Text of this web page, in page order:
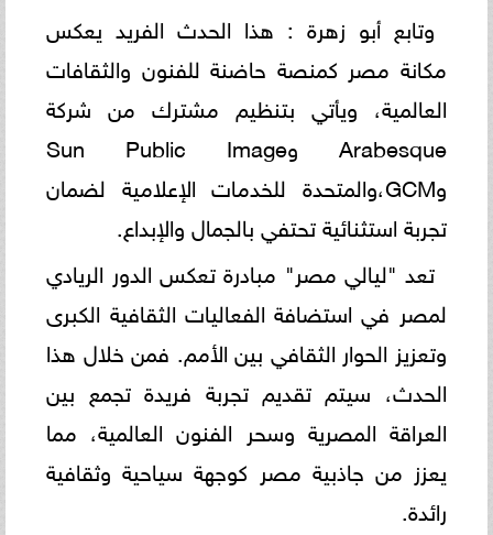
وتابع أبو زهرة : هذا الحدث الفريد يعكس
مكانة مصر كمنصة حاضنة للفنون والثقافات
العالمية، ويأتي بتنظيم مشترك من شركة
Arabesque وSun Public Image
وGCM،والمتحدة للخدمات الإعلامية لضمان
تجربة استثنائية تحتفي بالجمال والإبداع.
تعد "ليالي مصر" مبادرة تعكس الدور الريادي
لمصر في استضافة الفعاليات الثقافية الكبرى
وتعزيز الحوار الثقافي بين الأمم. فمن خلال هذا
الحدث، سيتم تقديم تجربة فريدة تجمع بين
العراقة المصرية وسحر الفنون العالمية، مما
يعزز من جاذبية مصر كوجهة سياحية وثقافية
رائدة.